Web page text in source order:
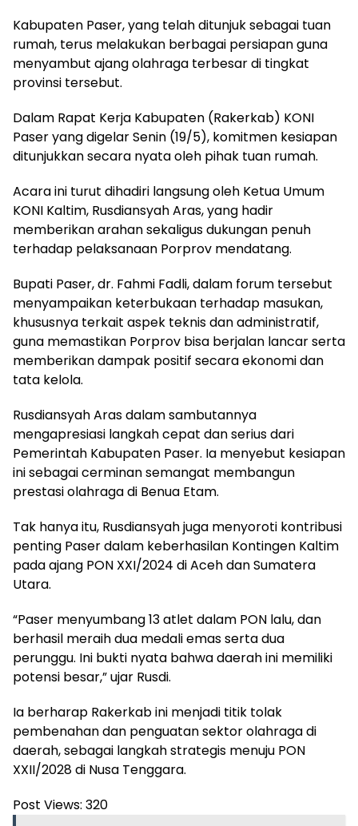
Kabupaten Paser, yang telah ditunjuk sebagai tuan
rumah, terus melakukan berbagai persiapan guna
menyambut ajang olahraga terbesar di tingkat
provinsi tersebut.
Dalam Rapat Kerja Kabupaten (Rakerkab) KONI
Paser yang digelar Senin (19/5), komitmen kesiapan
ditunjukkan secara nyata oleh pihak tuan rumah.
Acara ini turut dihadiri langsung oleh Ketua Umum
KONI Kaltim, Rusdiansyah Aras, yang hadir
memberikan arahan sekaligus dukungan penuh
terhadap pelaksanaan Porprov mendatang.
Bupati Paser, dr. Fahmi Fadli, dalam forum tersebut
menyampaikan keterbukaan terhadap masukan,
khususnya terkait aspek teknis dan administratif,
guna memastikan Porprov bisa berjalan lancar serta
memberikan dampak positif secara ekonomi dan
tata kelola.
Rusdiansyah Aras dalam sambutannya
mengapresiasi langkah cepat dan serius dari
Pemerintah Kabupaten Paser. Ia menyebut kesiapan
ini sebagai cerminan semangat membangun
prestasi olahraga di Benua Etam.
Tak hanya itu, Rusdiansyah juga menyoroti kontribusi
penting Paser dalam keberhasilan Kontingen Kaltim
pada ajang PON XXI/2024 di Aceh dan Sumatera
Utara.
“Paser menyumbang 13 atlet dalam PON lalu, dan
berhasil meraih dua medali emas serta dua
perunggu. Ini bukti nyata bahwa daerah ini memiliki
potensi besar,” ujar Rusdi.
Ia berharap Rakerkab ini menjadi titik tolak
pembenahan dan penguatan sektor olahraga di
daerah, sebagai langkah strategis menuju PON
XXII/2028 di Nusa Tenggara.
Post Views: 320